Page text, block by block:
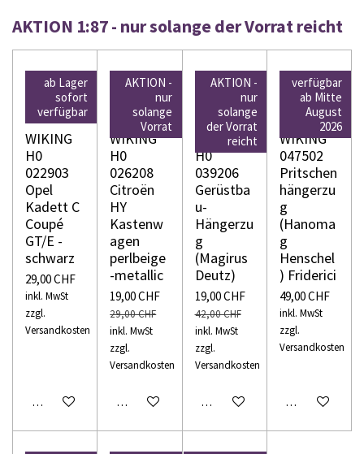
AKTION 1:87 - nur solange der Vorrat reicht
ab Lager
sofort
verfügbar
WIKING
H0
022903
Opel
Kadett C
Coupé
GT/E -
schwarz
29,00 CHF
inkl. MwSt
zzgl.
Versandkosten
In den Warenkorb
AKTION -
nur
solange
Vorrat
WIKING
H0
026208
Citroën
HY
Kastenw
agen
perlbeige
-metallic
19,00 CHF
29,00 CHF
inkl. MwSt
zzgl.
Versandkosten
In den Warenkorb
AKTION -
nur
solange
der Vorrat
reicht
WIKING
H0
039206
Gerüstba
u-
Hängerzu
g
(Magirus
Deutz)
19,00 CHF
42,00 CHF
inkl. MwSt
zzgl.
Versandkosten
In den Warenkorb
verfügbar
ab Mitte
August
2026
WIKING
047502
Pritschen
hängerzu
g
(Hanoma
g
Henschel
) Friderici
49,00 CHF
inkl. MwSt
zzgl.
Versandkosten
In den